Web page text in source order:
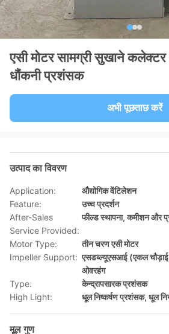
एसी मोटर सामग्री सुखाने
धौंकनी प्रशंसक
अभी पूछताछ करें
उत्पाद का विवरण
Application:
औद्योगिक वेंटिलेशन
Feature:
उच्च प्रदर्शन
After-Sales
Service Provided:
फील्ड स्थापना, कमीशन और
Motor Type:
तीन चरण एसी मोटर
Impeller Support: एसडब्ल्यूएसआई (एकल
ओवरहंग
Type:
केन्द्रापसारक प्रशंसक
High Light:
धूल निष्कर्षण प्रशंसक, धूल
मूल गुण